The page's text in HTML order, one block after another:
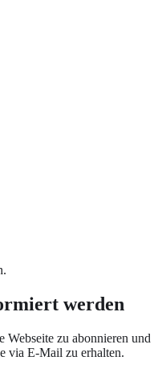
werden
Webseite zu abonnieren und
via E-Mail zu erhalten.